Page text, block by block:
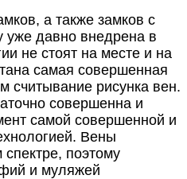
а также замков с
уже давно внедрена в
не стоят на месте и на
самая совершенная
считывание рисунка вен.
совершенна и
самой совершенной и
Вены
поэтому
и муляжей